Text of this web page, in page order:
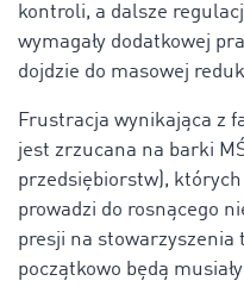
kontroli, a dalsze
wymagały dodatkowej
dojdzie do masowej
Frustracja wynikająca z
jest zrzucana na barki
przedsiębiorstw),
prowadzi do rosnącego
presji na
początkowo będą